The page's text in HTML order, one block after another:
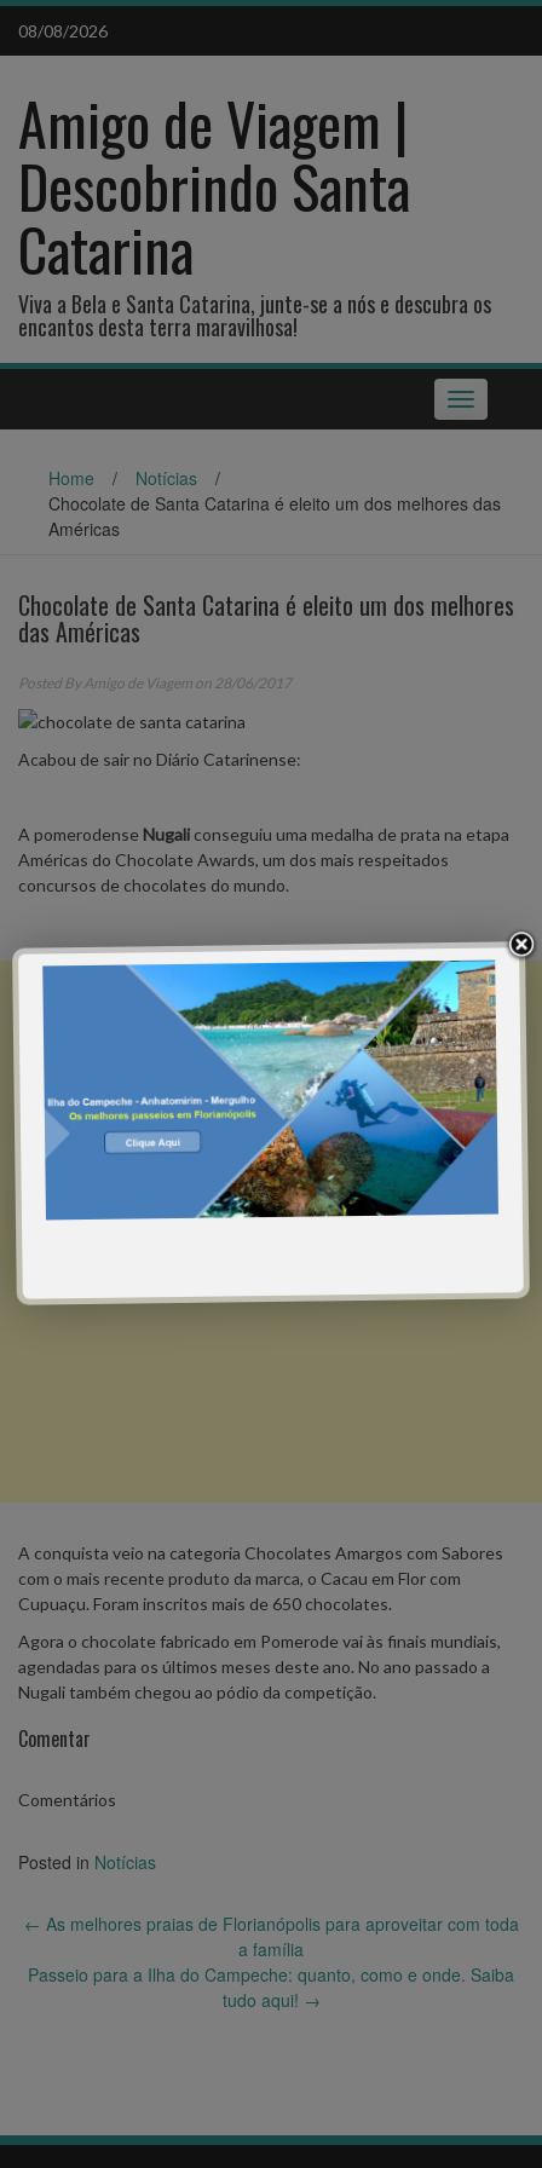
Skip
content
08/08/2026
Amigo de Viagem |
Descobrindo Santa
Catarina
Viva a Bela e Santa Catarina, junte-se a nós e descubra os
encantos desta terra maravilhosa!
Toggle
navigation
Home / Notícias
/
Chocolate de Santa Catarina é eleito um dos melhores das
Américas
Chocolate de Santa Catarina é eleito um dos melhores
das Américas
Posted ByAmigo de Viagem on 28/06/2017
Acabou de sair no Diário Catarinense:
A pomerodense Nugali conseguiu uma medalha de prata na etapa
Américas do Chocolate Awards, um dos mais respeitados
concursos de chocolates do mundo.
A conquista veio na categoria Chocolates Amargos com Sabores
com o mais recente produto da marca, o Cacau em Flor com
Cupuaçu. Foram inscritos mais de 650 chocolates.
Agora o chocolate fabricado em Pomerode vai às finais mundiais,
agendadas para os últimos meses deste ano. No ano passado a
Nugali também chegou ao pódio da competição.
Comentar
Comentários
Posted in Notícias
Post
← As melhores praias de Florianópolis para aproveitar com toda
a família
Passeio para a Ilha do Campeche: quanto, como e onde. Saiba
tudo aqui! →